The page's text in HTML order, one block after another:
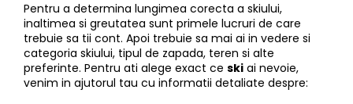
Accesorii snowboard
Bete ski
Accesorii ski tura
Mid layer
First layer
Manusi
Sosete Snow
Casti
Genti si Huse
Rucsacuri
Pantaloni MTB
Pentru a determina lungimea corecta a skiului,
inaltimea si greutatea sunt primele lucruri de care
trebuie sa tii cont. Apoi trebuie sa mai ai in vedere si
categoria skiului, tipul de zapada, teren si alte
preferinte. Pentru ati alege exact ce ski ai nevoie,
venim in ajutorul tau cu informatii detaliate despre: